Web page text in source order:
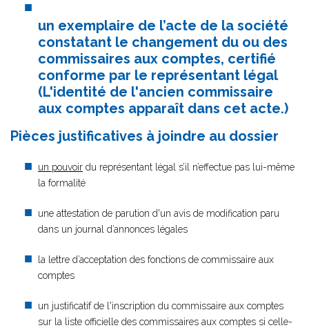
un exemplaire de l’acte de la société
constatant le changement du ou des
commissaires aux comptes, certifié
conforme par le représentant légal
(L'identité de l'ancien commissaire
aux comptes apparaît dans cet acte.)
Pièces justificatives à joindre au dossier
un pouvoir du représentant légal s’il n’effectue pas lui-même
la formalité
une attestation de parution d'un avis de modification paru
dans un journal d’annonces légales
la lettre d’acceptation des fonctions de commissaire aux
comptes
un justificatif de l'inscription du commissaire aux comptes
sur la liste officielle des commissaires aux comptes si celle-